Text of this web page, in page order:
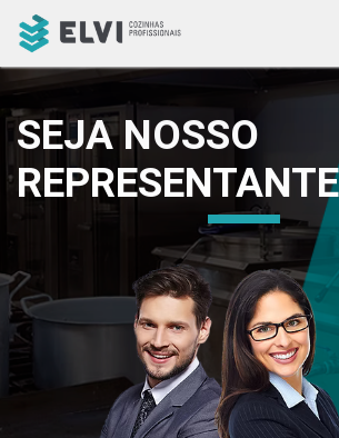
HOME
SEJA NOSSO